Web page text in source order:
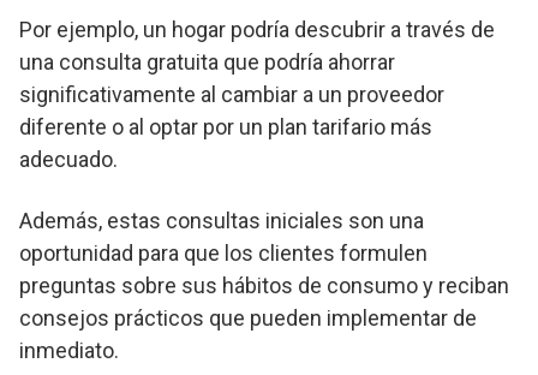
Por ejemplo, un hogar podría descubrir a través de
una consulta gratuita que podría ahorrar
significativamente al cambiar a un proveedor
diferente o al optar por un plan tarifario más
adecuado.
Además, estas consultas iniciales son una
oportunidad para que los clientes formulen
preguntas sobre sus hábitos de consumo y reciban
consejos prácticos que pueden implementar de
inmediato.